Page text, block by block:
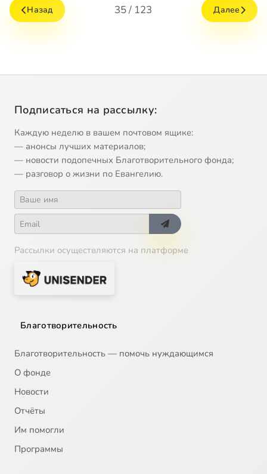
Назад 35 / 123 Далее
Подписаться на рассылку:
Каждую неделю в вашем почтовом ящике:
— анонсы лучших материалов;
— новости подопечных Благотворительного фонда;
— разговор о жизни по Евангелию.
Рассылки осуществляются на платформе
Благотворительность
Благотворительность — помочь нуждающимся
О фонде
Новости
Отчёты
Им помогли
Программы